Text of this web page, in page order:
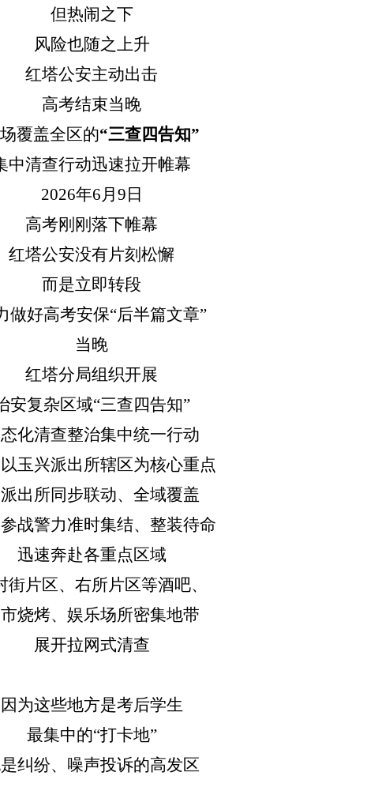
但热闹之下
风险也随之上升
红塔公安主动出击
高考结束当晚
覆盖全区的“三查四告知”
中清查行动迅速拉开帷幕
2026年6月9日
高考刚刚落下帷幕
红塔公安没有片刻松懈
而是立即转段
做好高考安保“后半篇文章”
当晚
红塔分局组织开展
安复杂区域“三查四告知”
化清查整治集中统一行动
玉兴派出所辖区为核心重点
出所同步联动、全域覆盖
战警力准时集结、整装待命
迅速奔赴各重点区域
街片区、右所片区等酒吧、
烧烤、娱乐场所密集地带
展开拉网式清查
因为这些地方是考后学生
最集中的“打卡地”
纠纷、噪声投诉的高发区